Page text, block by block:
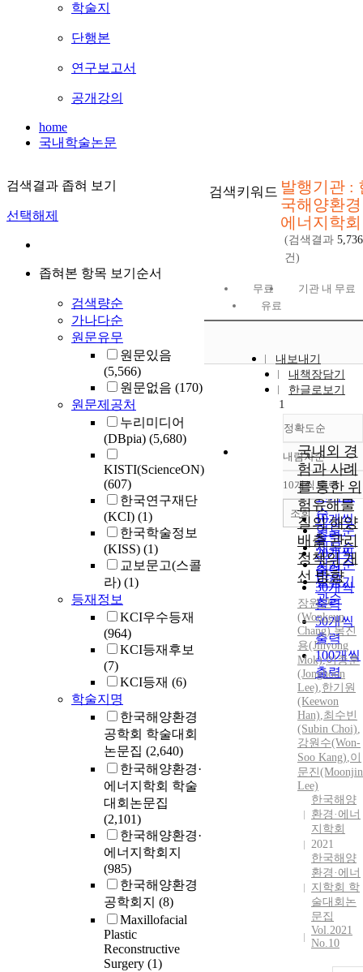
학술지
단행본
연구보고서
공개강의
home
국내학술논문
검색결과 좁혀 보기
선택해제
좁혀본 항목 보기순서
검색량순
가나다순
원문유무
원문있음
(5,566)
원문없음 (170)
원문제공처
누리미디어
(DBpia) (5,680)
KISTI(ScienceON)
(607)
한국연구재단
(KCI) (1)
한국학술정보
(KISS) (1)
교보문고(스콜
라) (1)
등재정보
KCI우수등재
(964)
KCI등재후보
(7)
KCI등재 (6)
학술지명
한국해양환경
공학회 학술대회
논문집 (2,640)
한국해양환경·
에너지학회 학술
대회논문집
(2,101)
한국해양환경·
에너지학회지
(985)
한국해양환경
공학회지 (8)
Maxillofacial
Plastic
Reconstructive
Surgery (1)
검색키워드 발행기관 :
국해양환경
에너지학회
(검색결과 5,736
건)
무료
기관 내 무료
유료
내보내기
내책장담기
한글로보기
정확도순
정확도
순
인기도
순
연도순
제목순
저자순
발행기
관순
내림차순
내림차
10개씩 출력
10개씩
출력
20개씩
출력
30개씩
출력
50개씩
출력
100개씩
출력
조회
1
국내외 경
험과 사례
를 통한 위
험유해물
질의 해양
배출 관리
정책의 개
선 방향
장원근
(Wonkeun
Chang),목진
용(Jinyong
Mok),이종훈
(Jonghoon
Lee),한기원
(Keewon
Han),최수빈
(Subin Choi),
강원수(Won-
Soo Kang),이
문진(Moonjin
Lee)
한국해양
환경·에너
지학회
2021
한국해양
환경·에너
지학회 학
술대회논
문집
Vol.2021
No.10